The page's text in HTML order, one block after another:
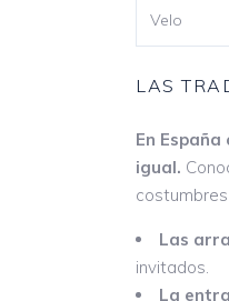
Velo
LAS
En
igual.
Las
invitados.
La